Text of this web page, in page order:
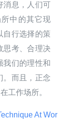
消息，人们可
中的其它现
自行选择的策
思考、合理决
我们的理性和
。而且，正念
工作场所。
At Wor